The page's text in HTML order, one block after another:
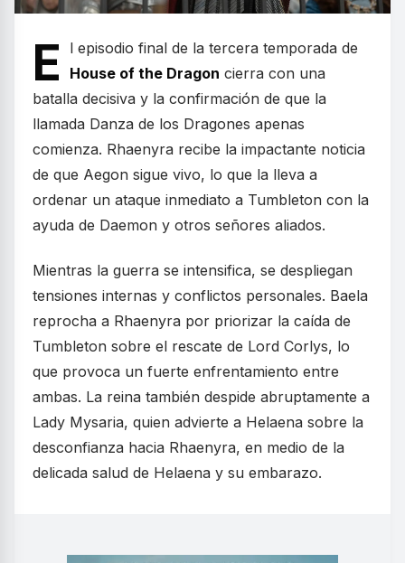
E
l episodio final de la tercera temporada de
House of the Dragon cierra con una
batalla decisiva y la confirmación de que la
llamada Danza de los Dragones apenas
comienza. Rhaenyra recibe la impactante noticia
de que Aegon sigue vivo, lo que la lleva a
ordenar un ataque inmediato a Tumbleton con la
ayuda de Daemon y otros señores aliados.
Mientras la guerra se intensifica, se despliegan
tensiones internas y conflictos personales. Baela
reprocha a Rhaenyra por priorizar la caída de
Tumbleton sobre el rescate de Lord Corlys, lo
que provoca un fuerte enfrentamiento entre
ambas. La reina también despide abruptamente a
Lady Mysaria, quien advierte a Helaena sobre la
desconfianza hacia Rhaenyra, en medio de la
delicada salud de Helaena y su embarazo.